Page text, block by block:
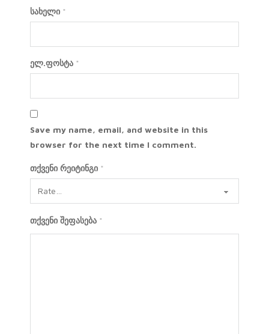
სახელი *
ელ.ფოსტა *
Save my name, email, and website in this
browser for the next time I comment.
თქვენი რეიტინგი *
თქვენი შეფასება *